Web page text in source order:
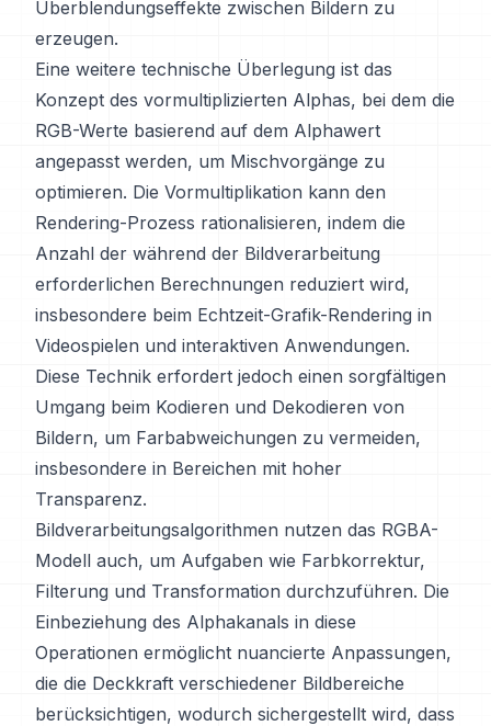
Überblendungseffekte zwischen Bildern zu
erzeugen.
Eine weitere technische Überlegung ist das
Konzept des vormultiplizierten Alphas, bei dem die
RGB-Werte basierend auf dem Alphawert
angepasst werden, um Mischvorgänge zu
optimieren. Die Vormultiplikation kann den
Rendering-Prozess rationalisieren, indem die
Anzahl der während der Bildverarbeitung
erforderlichen Berechnungen reduziert wird,
insbesondere beim Echtzeit-Grafik-Rendering in
Videospielen und interaktiven Anwendungen.
Diese Technik erfordert jedoch einen sorgfältigen
Umgang beim Kodieren und Dekodieren von
Bildern, um Farbabweichungen zu vermeiden,
insbesondere in Bereichen mit hoher
Transparenz.
Bildverarbeitungsalgorithmen nutzen das RGBA-
Modell auch, um Aufgaben wie Farbkorrektur,
Filterung und Transformation durchzuführen. Die
Einbeziehung des Alphakanals in diese
Operationen ermöglicht nuancierte Anpassungen,
die die Deckkraft verschiedener Bildbereiche
berücksichtigen, wodurch sichergestellt wird, dass